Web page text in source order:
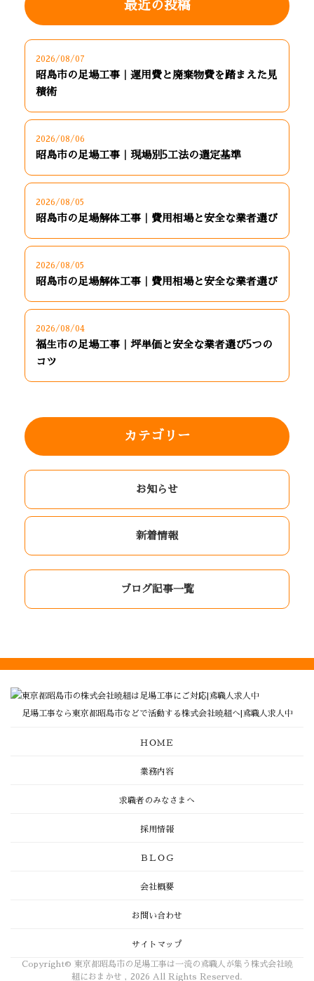
最近の投稿
2026/08/07
昭島市の足場工事｜運用費と廃棄物費を踏まえた見
積術
2026/08/06
昭島市の足場工事｜現場別5工法の選定基準
2026/08/05
昭島市の足場解体工事｜費用相場と安全な業者選び
2026/08/05
昭島市の足場解体工事｜費用相場と安全な業者選び
2026/08/04
福生市の足場工事｜坪単価と安全な業者選び5つの
コツ
カテゴリー
お知らせ
新着情報
ブログ記事一覧
足場工事なら東京都昭島市などで活動する株式会社曉組へ|鳶職人求人中
ＨＯＭＥ
業務内容
求職者のみなさまへ
採用情報
ＢＬＯＧ
会社概要
お問い合わせ
サイトマップ
Copyright© 東京都昭島市の足場工事は一流の鳶職人が集う株式会社曉
組におまかせ , 2026 All Rights Reserved.